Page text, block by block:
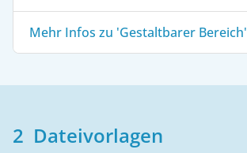
Mehr Infos zu 'Gestaltbarer Bereich'
2 Dateivorlagen